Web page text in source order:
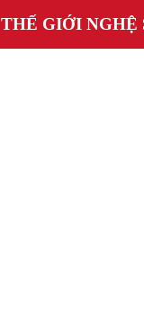
THẾ GIỚI NGHỆ